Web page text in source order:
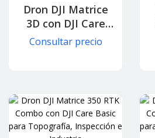
Dron DJI Matrice
3D con DJI Care
Plus (1 año) para
Mapeo y
Consultar precio